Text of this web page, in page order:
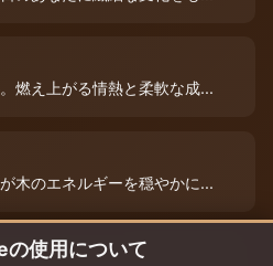
燃え上がる情熱と柔軟な成...
木のエネルギーを穏やかに...
の使用について